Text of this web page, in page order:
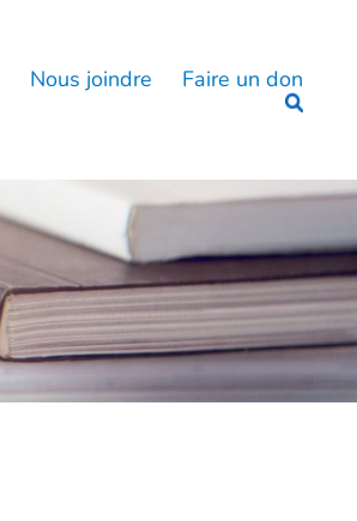
Nous joindre Faire un don